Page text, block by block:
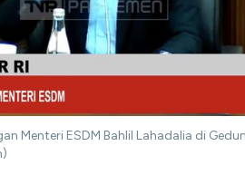
Menteri ESDM Bahlil Lahadalia di